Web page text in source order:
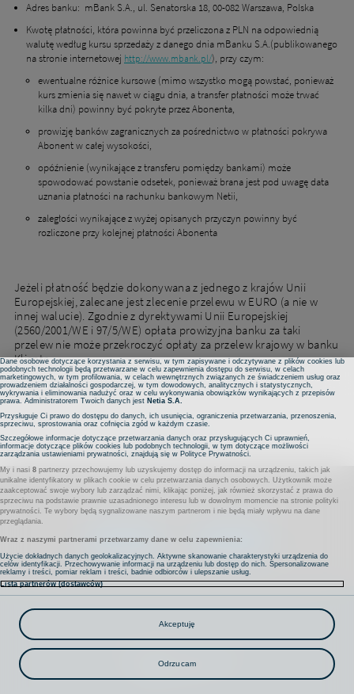
Adres banku: mBank S.A., ul. Senatorska 18, 00-082 Warszawa, Polska
Kwotę płatności, która powinna być przeliczona z PLN na odpowiednią
walutę według kursu sprzedaży z danego dnia mBanku S.A.(publikowanego
na stronie internetowej http://www.mbank.pl/), przy czym:
ewentualne różnice kursowe (mimo wszystko mogą powstać, ponieważ
kurs zmienia się nawet w ciągu dnia, a transfer płatności może trwać
kilka dni) powinny być pokryte przez Abonenta,
prowizję banków zagranicznych za pośrednictwo w płatności pokrywa
Abonent w całej wysokości,
opóźnienie (wynikające z transferu pomiędzy bankami) może
spowodować powstanie odsetek, ponieważ brana jest pod uwagę data
uznania płatności na rachunku bankowym Netii,
zaległości wynikające z wyżej opisanych przyczyn powinny być
rozliczone przy kolejnej płatności Abonenta
Jeżeli płatność będzie dokonywana z jednego z krajów Unii
Europejskiej, zalecane jest zlecenie przelewu w EURO (a nie w
innej walucie). Zgodnie z dyrektywami Unii Europejskiej
(2560/2001/WE i 97/5/WE) opłata prowizyjna banku za taki
przelew nie może przekroczyć opłaty za przelew krajowy w banku
Klienta.
DRUKUJ
Czy odpowiedź była przydatna?
Czy
odpowiedź
była
przydatna?
TAK NIE
Na
skróty
Kontakt Komunikaty Nota prawna Polityka prywatności
Projekty współfinansowane przez UE Regulacja EOG Ustawienia
Dbamy o Twoją prywatność
My i nasi 8 partnerzy przechowujemy lub uzyskujemy dostęp do informacji na urządzeniu, takich jak
unikalne identyfikatory w plikach cookie w celu przetwarzania danych osobowych. Użytkownik może
zaakceptować swoje wybory lub zarządzać nimi, klikając poniżej, jak również skorzystać z prawa do
sprzeciwu na podstawie prawnie uzasadnionego interesu lub w dowolnym momencie na stronie polityki
prywatności. Te wybory będą sygnalizowane naszym partnerom i nie będą miały wpływu na dane
przeglądania.
Używamy plików cookies lub podobnych technologii w celu zapewnienia Ci dostępu do serwisu,
usprawniania jego działania, profilowania i wyświetlania treści dopasowanych do Twoich potrzeb. W
każdej chwili możesz zmienić ustawienia plików cookies lub podobnych technologii poprzez zmianę
ustawień prywatności w przeglądarce bądź aplikacji, zmianę ustawień swojego konta w serwisie lub
zmianę swoich preferencji w zakładce Ustawienia cookies w stopce strony. Pamiętaj, że zmiana ta
może spowodować brak dostępu do niektórych funkcji serwisu.
Dane osobowe dotyczące korzystania z serwisu, w tym zapisywane i odczytywane z plików cookies lub
podobnych technologii będą przetwarzane w celu zapewnienia dostępu do serwisu, w celach
marketingowych, w tym profilowania, w celach wewnętrznych związanych ze świadczeniem usług oraz
prowadzeniem działalności gospodarczej, w tym dowodowych, analitycznych i statystycznych,
wykrywania i eliminowania nadużyć oraz w celu wykonywania obowiązków wynikających z przepisów
prawa. Administratorem Twoich danych jest Netia S.A.
Przysługuje Ci prawo do dostępu do danych, ich usunięcia, ograniczenia przetwarzania, przenoszenia,
sprzeciwu, sprostowania oraz cofnięcia zgód w każdym czasie.
Szczegółowe informacje dotyczące przetwarzania danych oraz przysługujących Ci uprawnień,
informacje dotyczące plików cookies lub podobnych technologii, w tym dotyczące możliwości
zarządzania ustawieniami prywatności, znajdują się w Polityce Prywatności.
Wraz z naszymi partnerami przetwarzamy dane w celu zapewnienia:
Użycie dokładnych danych geolokalizacyjnych. Aktywne skanowanie charakterystyki urządzenia do
celów identyfikacji. Przechowywanie informacji na urządzeniu lub dostęp do nich. Spersonalizowane
reklamy i treści, pomiar reklam i treści, badnie odbiorców i ulepszanie usług.
Lista partnerów (dostawców)
Akceptuję
Odrzucam